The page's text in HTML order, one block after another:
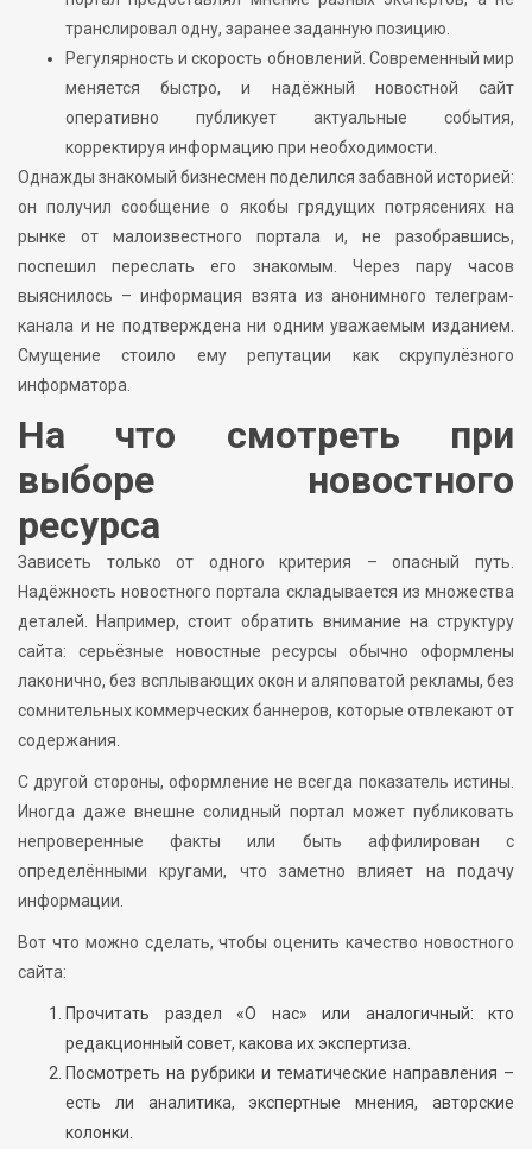
транслировал одну, заранее заданную позицию.
Регулярность и скорость обновлений. Современный мир
меняется быстро, и надёжный новостной сайт
оперативно публикует актуальные события,
корректируя информацию при необходимости.
Однажды знакомый бизнесмен поделился забавной историей:
он получил сообщение о якобы грядущих потрясениях на
рынке от малоизвестного портала и, не разобравшись,
поспешил переслать его знакомым. Через пару часов
выяснилось – информация взята из анонимного телеграм-
канала и не подтверждена ни одним уважаемым изданием.
Смущение стоило ему репутации как скрупулёзного
информатора.
На что смотреть при
выборе новостного
ресурса
Зависеть только от одного критерия – опасный путь.
Надёжность новостного портала складывается из множества
деталей. Например, стоит обратить внимание на структуру
сайта: серьёзные новостные ресурсы обычно оформлены
лаконично, без всплывающих окон и аляповатой рекламы, без
сомнительных коммерческих баннеров, которые отвлекают от
содержания.
С другой стороны, оформление не всегда показатель истины.
Иногда даже внешне солидный портал может публиковать
непроверенные факты или быть аффилирован с
определёнными кругами, что заметно влияет на подачу
информации.
Вот что можно сделать, чтобы оценить качество новостного
сайта:
Прочитать раздел «О нас» или аналогичный: кто
редакционный совет, какова их экспертиза.
Посмотреть на рубрики и тематические направления –
есть ли аналитика, экспертные мнения, авторские
колонки.